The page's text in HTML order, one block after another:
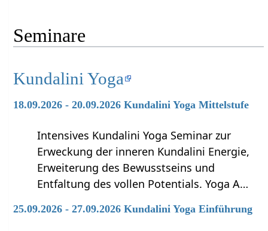
Seminare
Kundalini Yoga
18.09.2026 - 20.09.2026 Kundalini Yoga Mittelstufe
Intensives Kundalini Yoga Seminar zur
Erweckung der inneren Kundalini Energie,
Erweiterung des Bewusstseins und
Entfaltung des vollen Potentials. Yoga A…
25.09.2026 - 27.09.2026 Kundalini Yoga Einführung